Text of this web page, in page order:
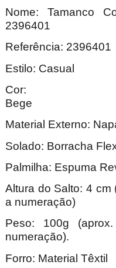
Nome:Tamanco
2396401
Estilo: Casual
Cor:
Material Externo:
Solado: Borracha
Palmilha: Espuma
Altura do Salto: 4 cm
a numeração)
Peso: 100g
numeração).
Forro: Material Têxtil